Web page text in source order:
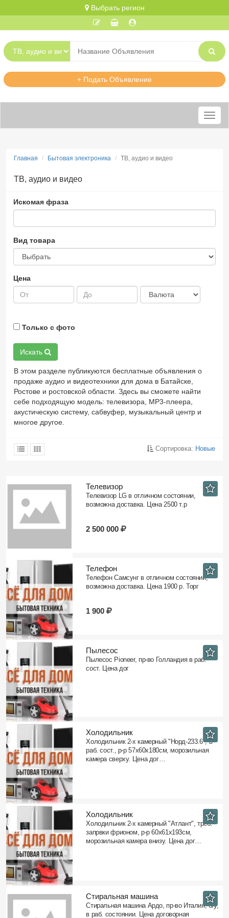
Выбрать регион
+ Подать Объявление
Меню
Главная Бытовая электроника ТВ, аудио и видео
ТВ, аудио и видео
Искомая фраза
Вид товара
Цена
Только с фото
Искать
В этом разделе публикуются бесплатные объявления о
продаже аудио и видеотехники для дома в Батайске,
Ростове и ростовской области. Здесь вы сможете найти
себе подходящую модель: телевизора, MP3-плеера,
акустическую систему, сабвуфер, музыкальный центр и
многое другое.
Сортировка: Новые
Телевизор
Телевизор LG в отличном состоянии,
возможна доставка. Цена 2500 т.р
2 500 000
Телефон
Телефон Самсунг в отличном состоянии,
возможна доставка. Цена 1900 р. Торг
1 900
Пылесос
Пылесос Pioneer, пр-во Голландия в раб.
сост. Цена дог
Холодильник
Холодильник 2-х камерный "Норд-233.6", в
раб. сост., р-р 57х60х180см, морозильная
камера сверху. Цена дог…
Холодильник
Холодильник 2-х камерный "Атлант", треб.
запрвки фрионом, р-р 60х61х193см,
морозильная камера внизу. Цена дог…
Стиральная машина
Стиральная машина Ардо, пр-во Италия, б/у,
в раб. состоянии. Цена договорная